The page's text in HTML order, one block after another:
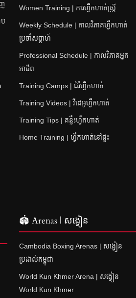
Women Training | ការហ្វឹកហាត់ស្ត្រី
Weekly Schedule | កាលវិភាគហ្វឹកហាត់
ប្រចាំសប្តាហ៍
Professional Schedule | កាលវិភាគអ្នក
អាជីព
Training Camps | ជំរំហ្វឹកហាត់
Training Videos | វីដេអូហ្វឹកហាត់
Training Tips | គន្លឹះហ្វឹកហាត់
Home Training | ហ្វឹកហាត់នៅផ្ទះ
🏟 Arenas | សង្វៀន
Cambodia Boxing Arenas | សង្វៀន
ប្រដាល់កម្ពុជា
World Kun Khmer Arena | សង្វៀន
World Kun Khmer